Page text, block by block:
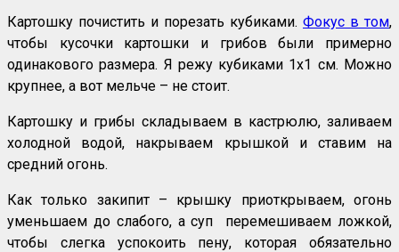
Картошку почистить и порезать кубиками. Фокус в том,
чтобы кусочки картошки и грибов были примерно
одинакового размера. Я режу кубиками 1х1 см. Можно
крупнее, а вот мельче – не стоит.
Картошку и грибы складываем в кастрюлю, заливаем
холодной водой, накрываем крышкой и ставим на
средний огонь.
Как только закипит – крышку приоткрываем, огонь
уменьшаем до слабого, а суп перемешиваем ложкой,
чтобы слегка успокоить пену, которая обязательно